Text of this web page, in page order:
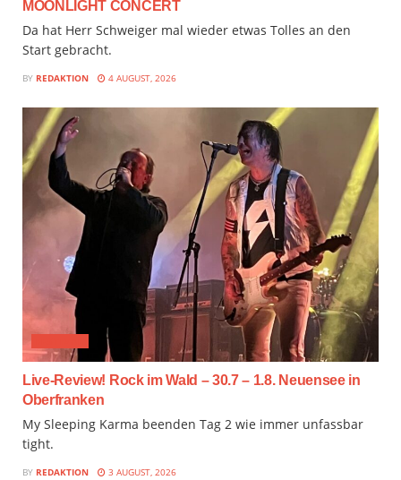
MOONLIGHT CONCERT
Da hat Herr Schweiger mal wieder etwas Tolles an den
Start gebracht.
BY REDAKTION 4 AUGUST, 2026
Live-Review! Rock im Wald – 30.7 – 1.8. Neuensee in
Oberfranken
My Sleeping Karma beenden Tag 2 wie immer unfassbar
tight.
BY REDAKTION 3 AUGUST, 2026